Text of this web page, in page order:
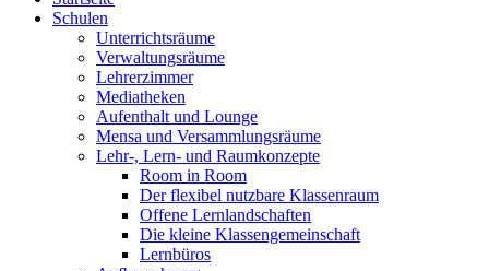
Schulen
Unterrichtsräume
Verwaltungsräume
Lehrerzimmer
Mediatheken
Aufenthalt und Lounge
Mensa und Versammlungsräume
Lehr-, Lern- und Raumkonzepte
Room in Room
Der flexibel nutzbare Klassenraum
Offene Lernlandschaften
Die kleine Klassengemeinschaft
Lernbüros